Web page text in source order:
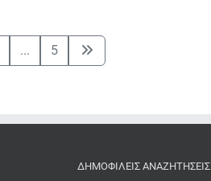
... 5
ΔΗΜΟΦΙΛΕΙΣ ΑΝΑΖΗΤΗΣΕΙΣ